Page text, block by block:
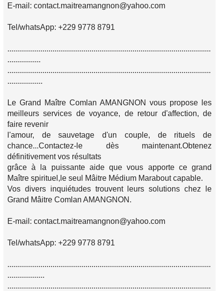
E-mail: contact.maitreamangnon@yahoo.com
Tel/whatsApp: +229 9778 8791
........................................................................................................
.................
........................................................................................................
..................
Le Grand Maître Comlan AMANGNON vous propose les
meilleurs services de voyance, de retour d'affection, de
faire revenir
l'amour, de sauvetage d'un couple, de rituels de
chance...Contactez-le dès maintenant.Obtenez
définitivement vos résultats
grâce à la puissante aide que vous apporte ce grand
Maître spirituel,le seul Mâitre Médium Marabout capable.
Vos divers inquiétudes trouvent leurs solutions chez le
Grand Mâitre Comlan AMANGNON.
E-mail: contact.maitreamangnon@yahoo.com
Tel/whatsApp: +229 9778 8791
........................................................................................................
...................
........................................................................................................